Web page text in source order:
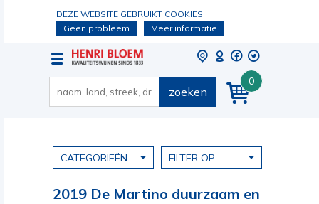
DEZE WEBSITE GEBRUIKT COOKIES
Geen probleem
Meer informatie
0
zoeken
CATEGORIEËN FILTER OP
2019 De Martino duurzaam en